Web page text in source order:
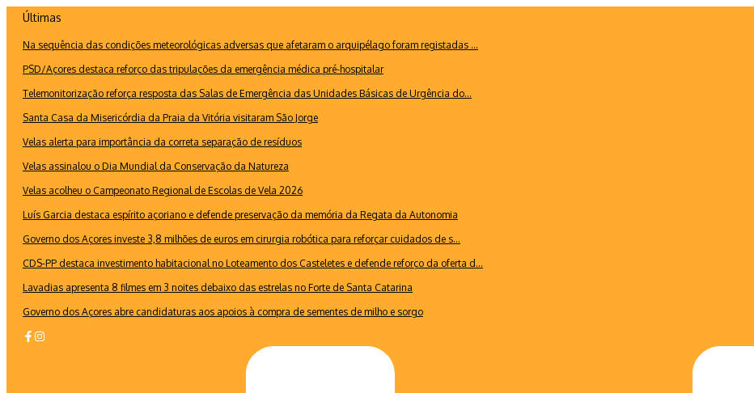
conteúdo
Últimas
Na sequência das condições meteorológicas adversas que afetaram o arquipélago foram registadas ...
PSD/Açores destaca reforço das tripulações da emergência médica pré-hospitalar
Telemonitorização reforça resposta das Salas de Emergência das Unidades Básicas de Urgência do...
Santa Casa da Misericórdia da Praia da Vitória visitaram São Jorge
Velas alerta para importância da correta separação de resíduos
Velas assinalou o Dia Mundial da Conservação da Natureza
Velas acolheu o Campeonato Regional de Escolas de Vela 2026
Luís Garcia destaca espírito açoriano e defende preservação da memória da Regata da Autonomia
Governo dos Açores investe 3,8 milhões de euros em cirurgia robótica para reforçar cuidados de s...
CDS-PP destaca investimento habitacional no Loteamento dos Casteletes e defende reforço da oferta d...
Lavadias apresenta 8 filmes em 3 noites debaixo das estrelas no Forte de Santa Catarina
Governo dos Açores abre candidaturas aos apoios à compra de sementes de milho e sorgo